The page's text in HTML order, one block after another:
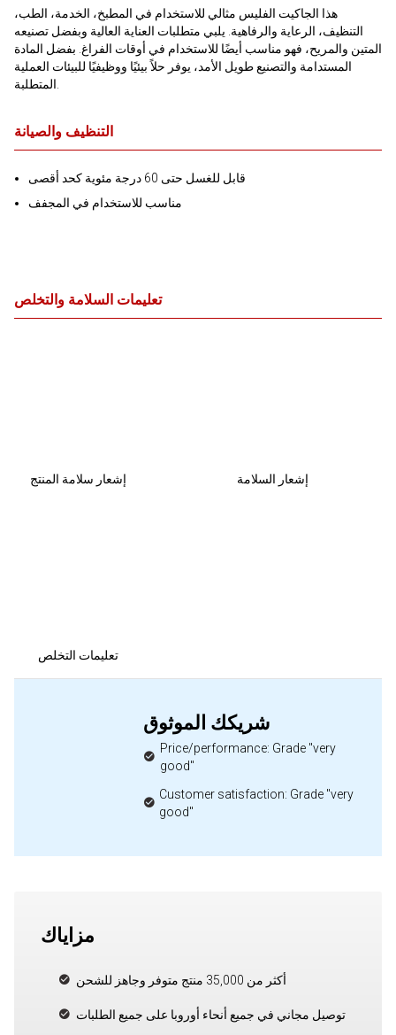
هذا الجاكيت الفليس مثالي للاستخدام في المطبخ، الخدمة، الطب،
التنظيف، الرعاية والرفاهية. يلبي متطلبات العناية العالية وبفضل تصنيعه
المتين والمريح، فهو مناسب أيضًا للاستخدام في أوقات الفراغ. بفضل المادة
المستدامة والتصنيع طويل الأمد، يوفر حلاً بيئيًا ووظيفيًا للبيئات العملية
التنظيف والصيانة
قابل للغسل حتى 60 درجة مئوية كحد أقصى
مناسب للاستخدام في المجفف
تعليمات السلامة والتخلص
إشعار سلامة المنتج إشعار السلامة
تعليمات التخلص
شريكك الموثوق
Price/performance: Grade "very
good"
Customer satisfaction: Grade "very
good"
مزاياك
أكثر من 35,000 منتج متوفر وجاهز للشحن
توصيل مجاني في جميع أنحاء أوروبا على جميع الطلبات